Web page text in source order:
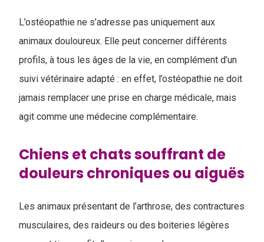
L’ostéopathie ne s’adresse pas uniquement aux
animaux douloureux. Elle peut concerner différents
profils, à tous les âges de la vie, en complément d’un
suivi vétérinaire adapté : en effet, l’ostéopathie ne doit
jamais remplacer une prise en charge médicale, mais
agit comme une médecine complémentaire.
Chiens et chats souffrant de
douleurs chroniques ou aiguës
Les animaux présentant de l’arthrose, des contractures
musculaires, des raideurs ou des boiteries légères